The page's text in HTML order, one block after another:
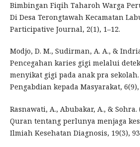
Bimbingan Fiqih Taharoh Warga
Di Desa Terongtawah Kecamatan
Participative Journal, 2(1), 1–12.
Modjo, D. M., Sudirman, A. A., &
Pencegahan karies gigi melalui
menyikat gigi pada anak pra
Pengabdian kepada Masyarakat, 6(9),
Rasnawati, A., Abubakar, A., &
Quran tentang perlunya menjaga
Ilmiah Kesehatan Diagnosis, 19(3),